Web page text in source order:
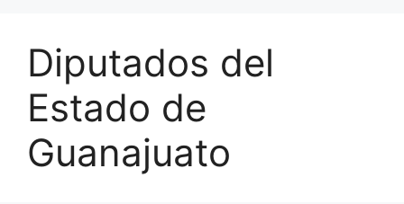
Diputados del
Estado de
Guanajuato